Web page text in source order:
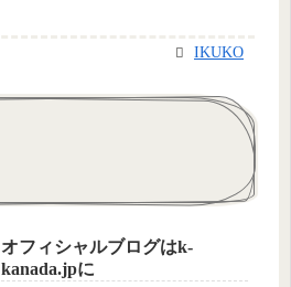
IKUKO
オフィシャルブログはk-
kanada.jpに